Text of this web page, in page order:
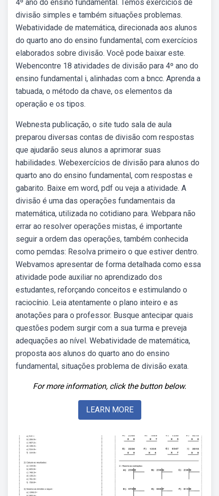
4º ano do ensino fundamental. Temos exercícios de
divisão simples e também situações problemas.
Webatividade de matemática, direcionada aos alunos
do quarto ano do ensino fundamental, com exercícios
elaborados sobre divisão. Você pode baixar este.
Webencontre 18 atividades de divisão para 4º ano do
ensino fundamental i, alinhadas com a bncc. Aprenda a
tabuada, o método da chave, os elementos da
operação e os tipos.
Webnesta publicação, o site tudo sala de aula
preparou diversas contas de divisão com respostas
que ajudarão seus alunos a aprimorar suas
habilidades. Webexercícios de divisão para alunos do
quarto ano do ensino fundamental, com respostas e
gabarito. Baixe em word, pdf ou veja a atividade. A
divisão é uma das operações fundamentais da
matemática, utilizada no cotidiano para. Webpara não
errar ao resolver operações mistas, é importante
seguir a ordem das operações, também conhecida
como pemdas: Resolva primeiro o que estiver dentro.
Webvamos apresentar de forma detalhada como essa
atividade pode auxiliar no aprendizado dos
estudantes, reforçando conceitos e estimulando o
raciocínio. Leia atentamente o plano inteiro e as
anotações para o professor. Busque antecipar quais
questões podem surgir com a sua turma e preveja
adequações ao nível. Webatividade de matemática,
proposta aos alunos do quarto ano do ensino
fundamental, situações problema de divisão exata.
For more information, click the button below.
LEARN MORE